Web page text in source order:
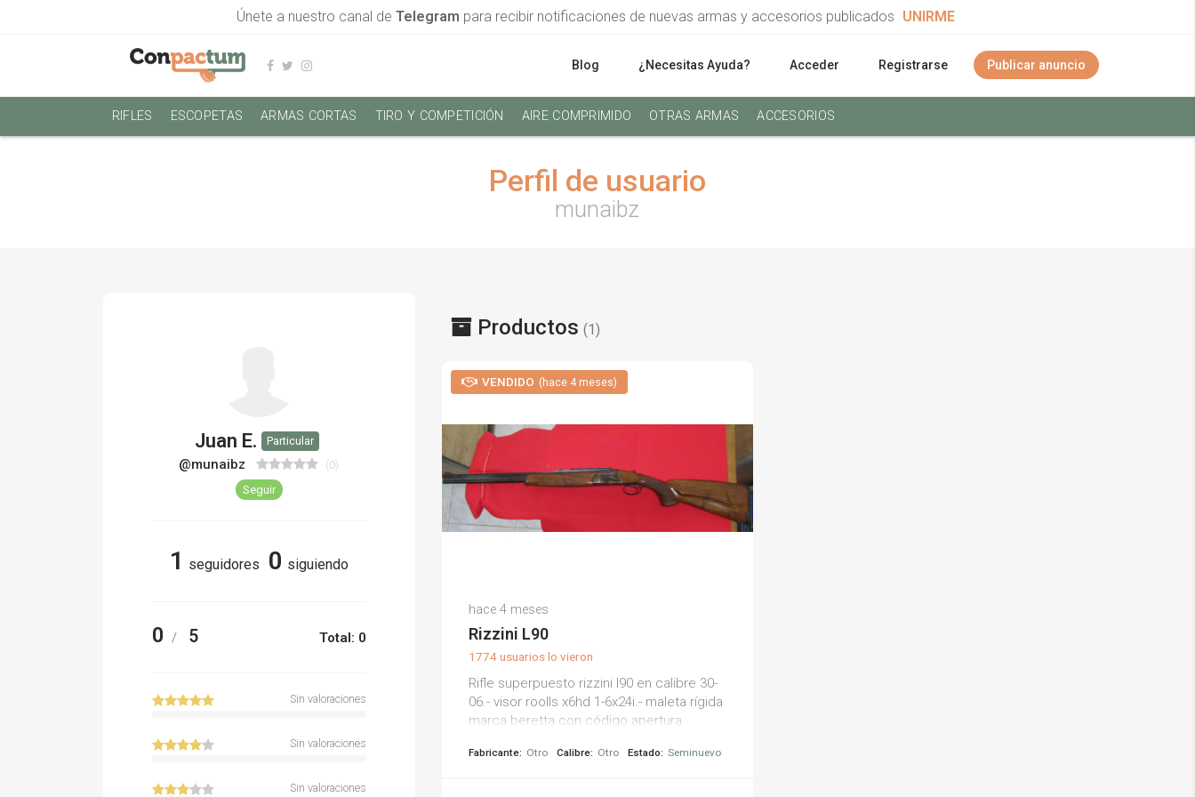
Únete a nuestro canal de Telegram para recibir notificaciones de nuevas armas y accesorios publicados UNIRME
Blog ¿Necesitas Ayuda? Acceder Registrarse Publicar anuncio
RIFLES ESCOPETAS ARMAS CORTAS TIRO Y COMPETICIÓN AIRE COMPRIMIDO OTRAS ARMAS ACCESORIOS
Perfil de usuario
munaibz
Juan E. Particular
@munaibz (0)
Seguir
1 seguidores 0 siguiendo
0 / 5 Total: 0
Sin valoraciones
Sin valoraciones
Sin valoraciones
Productos (1)
VENDIDO (hace 4 meses)
hace 4 meses
Rizzini L90
1774 usuarios lo vieron
Rifle superpuesto rizzini l90 en calibre 30-
06.- visor roolls x6hd 1-6x24i.- maleta rígida
marca beretta con código apertura
Fabricante: Otro Calibre: Otro Estado: Seminuevo